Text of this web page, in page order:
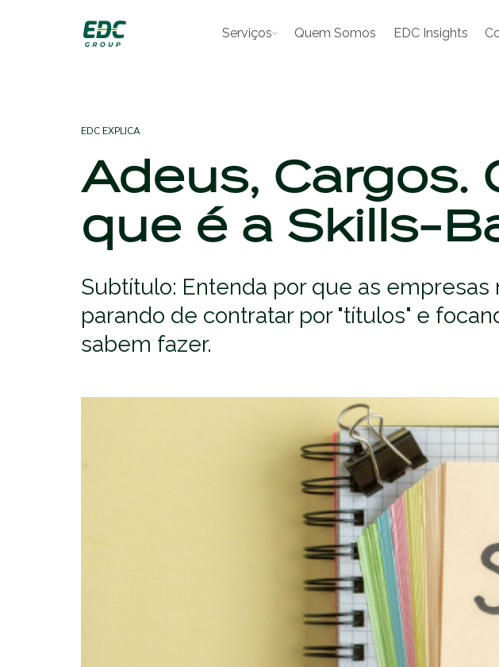
Serviços Quem Somos EDC Insights
EDC EXPLICA
Adeus, Cargos.
que é a Skills-
Subtítulo: Entenda por que as
parando de contratar por "títulos" e
sabem fazer.